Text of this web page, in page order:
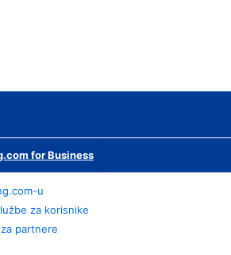
for Business
u
za korisnike
partnere